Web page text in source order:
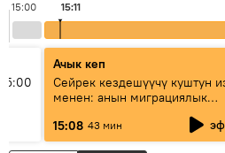
15:00 15:11
Ачык кеп
Сейрек кездешүүчү куштун
менен: анын миграциялык
жолу эмнеден кабар берет?
15:08 43 мин